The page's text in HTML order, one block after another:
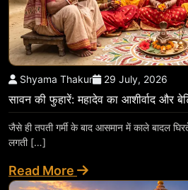
Shyama Thakur 29 July, 2026
सावन की फुहारें: महादेव का आशीर्वाद और
जैसे ही तपती गर्मी के बाद आसमान में काले बादल
लगती […]
Read More